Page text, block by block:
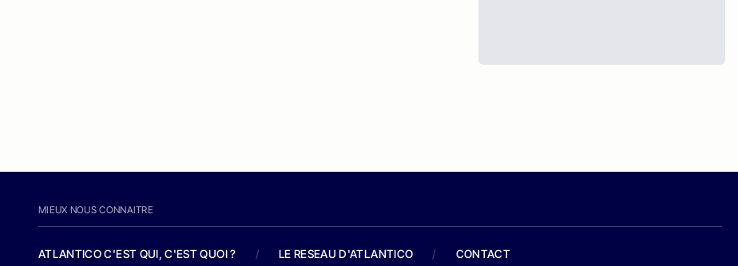
MIEUX NOUS CONNAITRE
ATLANTICO C'EST QUI, C'EST QUOI ? / LE RESEAU D'ATLANTICO / CONTACT